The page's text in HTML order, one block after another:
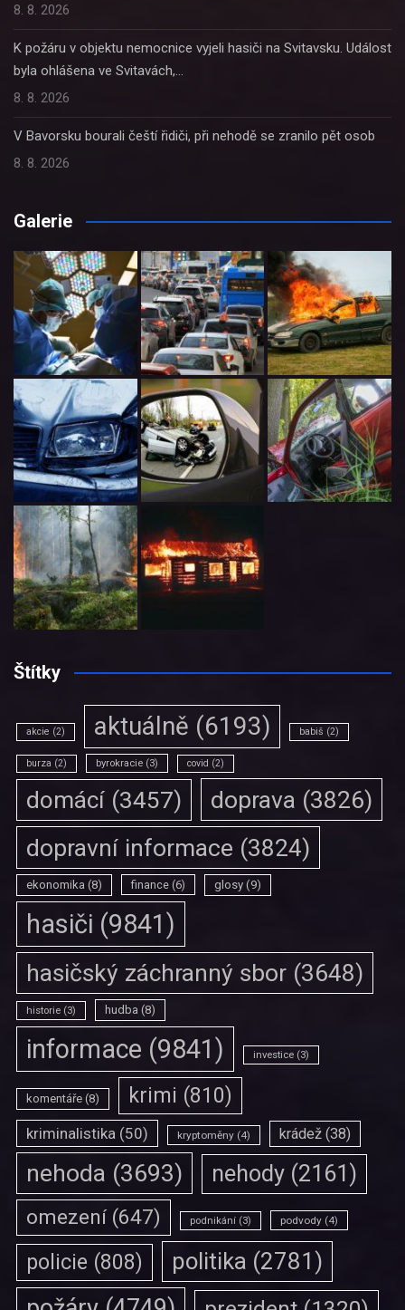
8. 8. 2026
K požáru v objektu nemocnice vyjeli hasiči na Svitavsku. Událost
byla ohlášena ve Svitavách,…
8. 8. 2026
V Bavorsku bourali čeští řidiči, při nehodě se zranilo pět osob
8. 8. 2026
Galerie
Štítky
akcie (2) aktuálně (6193) babiš (2)
burza (2) byrokracie (3) covid (2)
domácí (3457) doprava (3826)
dopravní informace (3824)
ekonomika (8) finance (6) glosy (9)
hasiči (9841)
hasičský záchranný sbor (3648)
historie (3) hudba (8)
informace (9841) investice (3)
komentáře (8) krimi (810)
kriminalistika (50) kryptoměny (4) krádež (38)
nehoda (3693) nehody (2161)
omezení (647) podnikání (3) podvody (4)
policie (808) politika (2781)